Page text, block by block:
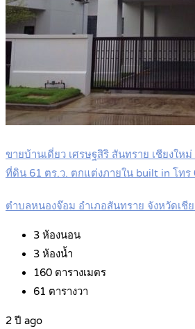
ขายบ้านเดี่ยว เศรษฐสิริ สันทราย เชียงให
ที่ดิน 61 ตร.ว. ตกแต่งภายใน built in โทร
ตำบลหนองจ๊อม อำเภอสันทราย จังหวัดเชี
3 ห้องนอน
3 ห้องน้ำ
160 ตารางเมตร
61 ตารางวา
2 ปี ago